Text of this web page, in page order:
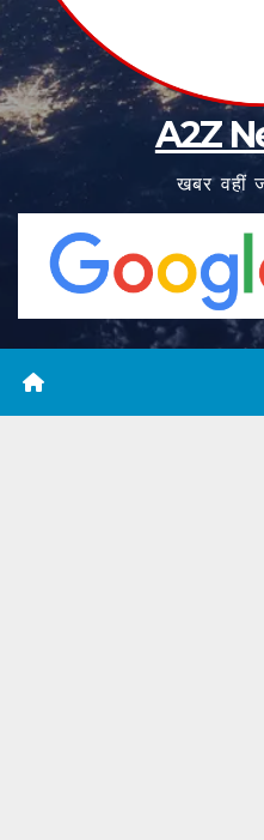
A2Z
खबर वहीं